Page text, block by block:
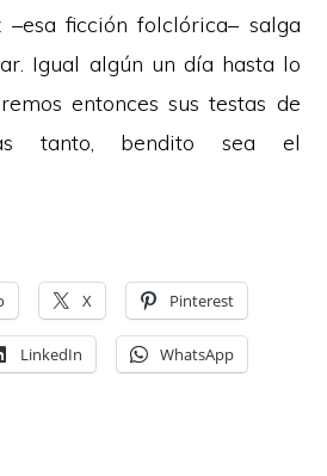
ficción folclórica– salga
Igual algún un día hasta lo
entonces sus testas de
tanto, bendito sea el
X Pinterest
LinkedIn WhatsApp